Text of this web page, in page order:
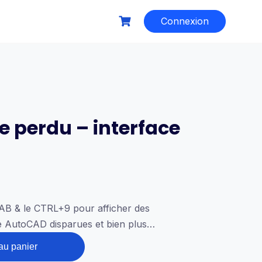
Connexion
perdu – interface
& le CTRL+9 pour afficher des
AutoCAD disparues et bien plus…
panier